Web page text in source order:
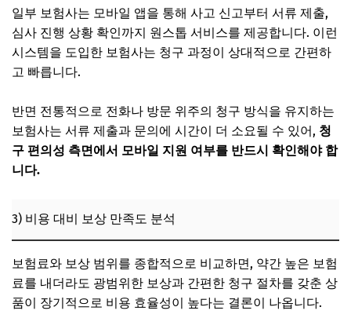
일부 보험사는 모바일 앱을 통해 사고 신고부터 서류 제출,
심사 진행 상황 확인까지 원스톱 서비스를 제공합니다. 이런
시스템을 도입한 보험사는 청구 과정이 상대적으로 간편하
고 빠릅니다.
반면 전통적으로 전화나 방문 위주의 청구 방식을 유지하는
보험사는 서류 제출과 문의에 시간이 더 소요될 수 있어, 청
구 편의성 측면에서 모바일 지원 여부를 반드시 확인해야 합
니다.
3) 비용 대비 보상 만족도 분석
보험료와 보상 범위를 종합적으로 비교하면, 약간 높은 보험
료를 내더라도 광범위한 보상과 간편한 청구 절차를 갖춘 상
품이 장기적으로 비용 효율성이 높다는 결론이 나옵니다.